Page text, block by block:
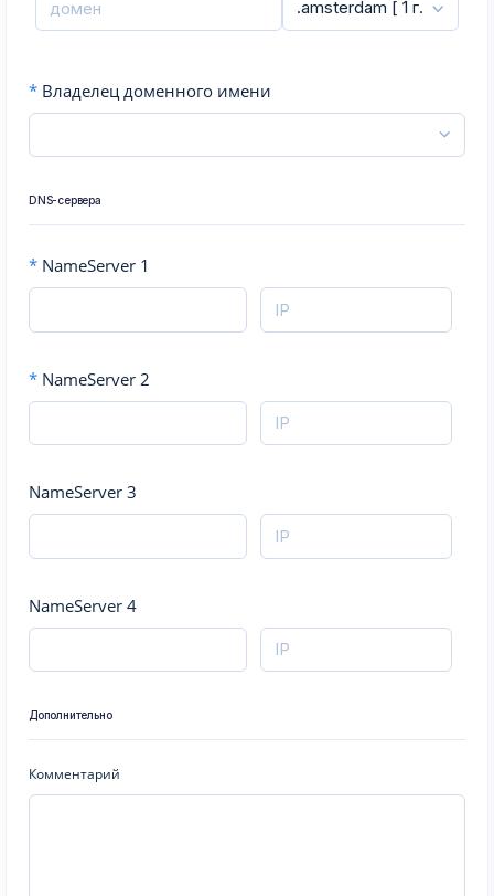
* Владелец доменного имени
DNS-сервера
* NameServer 1
* NameServer 2
NameServer 3
NameServer 4
Дополнительно
Комментарий